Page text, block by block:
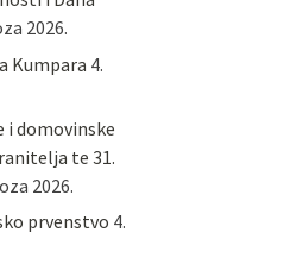
2026.
Kumpara 4.
i domovinske
te 31.
2026.
prvenstvo 4.